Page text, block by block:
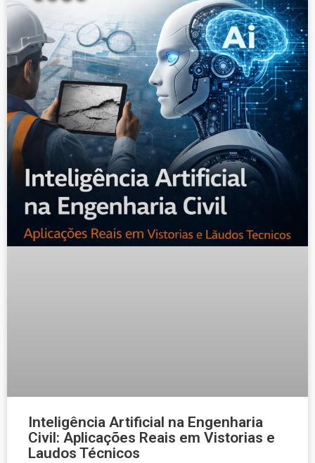
Inteligência Artificial na Engenharia
Civil: Aplicações Reais em Vistorias e
Laudos Técnicos